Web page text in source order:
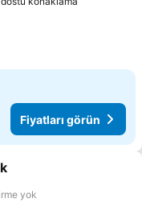
Fiyatları görün
ekle
yok